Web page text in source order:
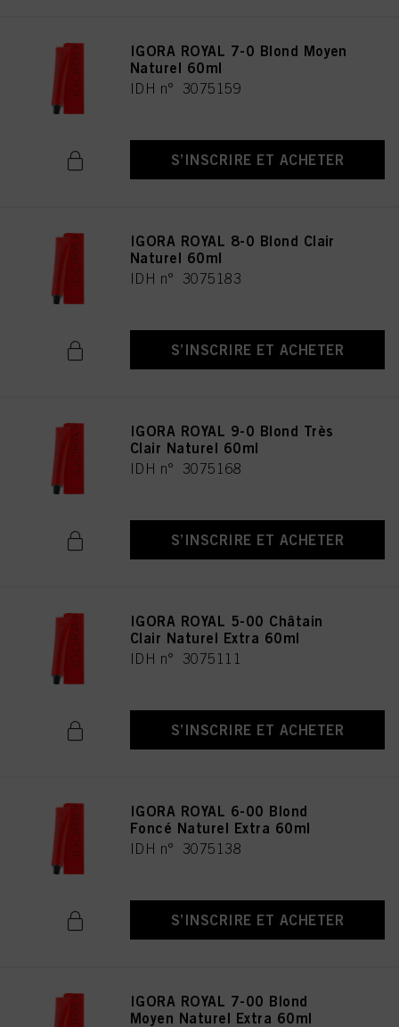
IGORA ROYAL 7-0 Blond Moyen
Naturel 60ml
IDH n° 3075159
S’INSCRIRE ET ACHETER
IGORA ROYAL 8-0 Blond Clair
Naturel 60ml
IDH n° 3075183
S’INSCRIRE ET ACHETER
IGORA ROYAL 9-0 Blond Très
Clair Naturel 60ml
IDH n° 3075168
S’INSCRIRE ET ACHETER
IGORA ROYAL 5-00 Châtain
Clair Naturel Extra 60ml
IDH n° 3075111
S’INSCRIRE ET ACHETER
IGORA ROYAL 6-00 Blond
Foncé Naturel Extra 60ml
IDH n° 3075138
S’INSCRIRE ET ACHETER
IGORA ROYAL 7-00 Blond
Moyen Naturel Extra 60ml